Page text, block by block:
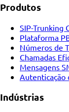
Produtos
SIP-Trunking
Plataforma
Números de
Chamadas
Mensagens
Autenticação
Indústrias